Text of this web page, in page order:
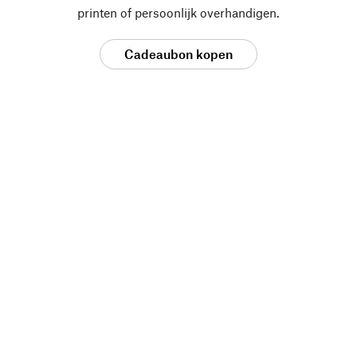
printen of persoonlijk overhandigen.
Cadeaubon kopen